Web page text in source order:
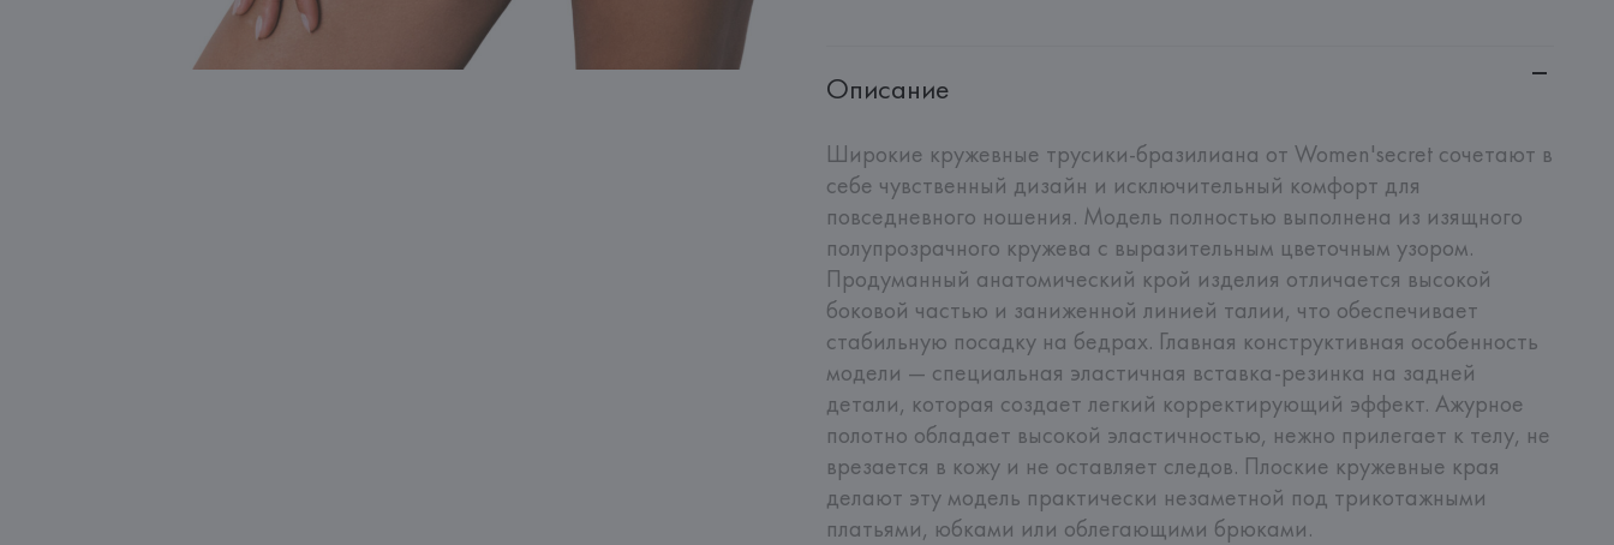
Описание
Широкие кружевные трусики-бразилиана от Women'secret сочетают в
себе чувственный дизайн и исключительный комфорт для
повседневного ношения. Модель полностью выполнена из изящного
полупрозрачного кружева с выразительным цветочным узором.
Продуманный анатомический крой изделия отличается высокой
боковой частью и заниженной линией талии, что обеспечивает
стабильную посадку на бедрах. Главная конструктивная особенность
модели — специальная эластичная вставка-резинка на задней
детали, которая создает легкий корректирующий эффект. Ажурное
полотно обладает высокой эластичностью, нежно прилегает к телу, не
врезается в кожу и не оставляет следов. Плоские кружевные края
делают эту модель практически незаметной под трикотажными
платьями, юбками или облегающими брюками.